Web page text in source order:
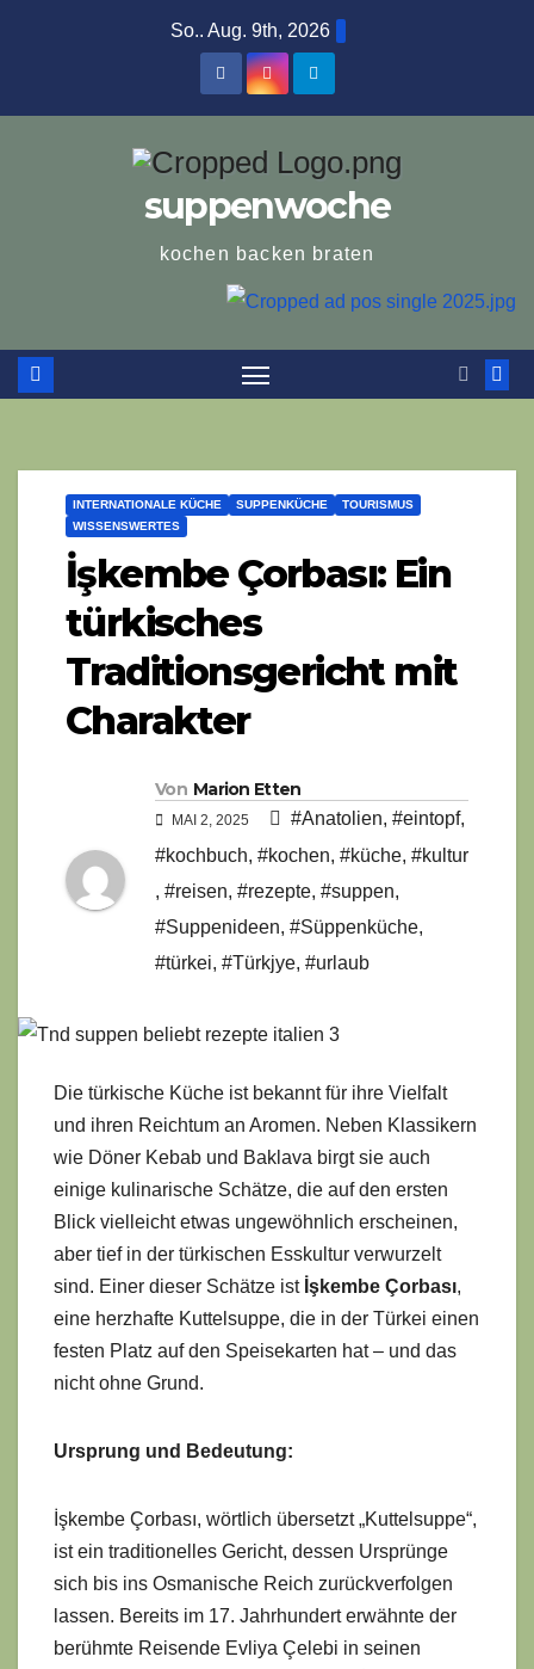
So.. Aug. 9th, 2026
suppenwoche
kochen backen braten
INTERNATIONALE KÜCHE SUPPENKÜCHE
TOURISMUS
WISSENSWERTES
İşkembe Çorbası: Ein
türkisches
Traditionsgericht mit
Charakter
Von Marion Etten
MAI 2, 2025 #Anatolien, #eintopf,
#kochbuch, #kochen, #küche, #kultur
, #reisen, #rezepte, #suppen,
#Suppenideen, #Süppenküche,
#türkei, #Türkjye, #urlaub
Die türkische Küche ist bekannt für ihre Vielfalt
und ihren Reichtum an Aromen. Neben Klassikern
wie Döner Kebab und Baklava birgt sie auch
einige kulinarische Schätze, die auf den ersten
Blick vielleicht etwas ungewöhnlich erscheinen,
aber tief in der türkischen Esskultur verwurzelt
sind. Einer dieser Schätze ist İşkembe Çorbası,
eine herzhafte Kuttelsuppe, die in der Türkei einen
festen Platz auf den Speisekarten hat – und das
nicht ohne Grund.
Ursprung und Bedeutung:
İşkembe Çorbası, wörtlich übersetzt „Kuttelsuppe“,
ist ein traditionelles Gericht, dessen Ursprünge
sich bis ins Osmanische Reich zurückverfolgen
lassen. Bereits im 17. Jahrhundert erwähnte der
berühmte Reisende Evliya Çelebi in seinen